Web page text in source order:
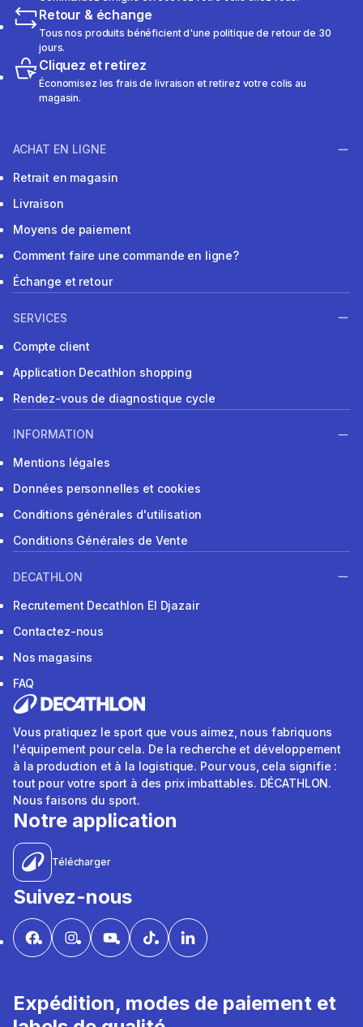
Retour & échange
Tous nos produits bénéficient d'une politique de retour de 30
jours.
Cliquez et retirez
Économisez les frais de livraison et retirez votre colis au
magasin.
ACHAT EN LIGNE
Retrait en magasin
Livraison
Moyens de paiement
Comment faire une commande en ligne?
Échange et retour
SERVICES
Compte client
Application Decathlon shopping
Rendez-vous de diagnostique cycle
INFORMATION
Mentions légales
Données personnelles et cookies
Conditions générales d'utilisation
Conditions Générales de Vente
DECATHLON
Recrutement Decathlon El Djazair
Contactez-nous
Nos magasins
FAQ
Vous pratiquez le sport que vous aimez, nous fabriquons
l'équipement pour cela. De la recherche et développement
à la production et à la logistique. Pour vous, cela signifie :
tout pour votre sport à des prix imbattables. DÉCATHLON.
Nous faisons du sport.
Notre application
Télécharger
Suivez-nous
Expédition, modes de paiement et